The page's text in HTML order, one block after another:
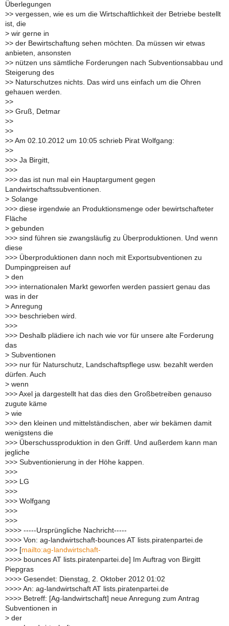
Überlegungen
>> vergessen, wie es um die Wirtschaftlichkeit der Betriebe bestellt
ist, die
> wir gerne in
>> der Bewirtschaftung sehen möchten. Da müssen wir etwas
anbieten, ansonsten
>> nützen uns sämtliche Forderungen nach Subventionsabbau und
Steigerung des
>> Naturschutzes nichts. Das wird uns einfach um die Ohren
gehauen werden.
>>
>> Gruß, Detmar
>>
>>
>> Am 02.10.2012 um 10:05 schrieb Pirat Wolfgang:
>>
>>> Ja Birgitt,
>>>
>>> das ist nun mal ein Hauptargument gegen
Landwirtschaftssubventionen.
> Solange
>>> diese irgendwie an Produktionsmenge oder bewirtschafteter
Fläche
> gebunden
>>> sind führen sie zwangsläufig zu Überproduktionen. Und wenn
diese
>>> Überproduktionen dann noch mit Exportsubventionen zu
Dumpingpreisen auf
> den
>>> internationalen Markt geworfen werden passiert genau das
was in der
> Anregung
>>> beschrieben wird.
>>>
>>> Deshalb plädiere ich nach wie vor für unsere alte Forderung
das
> Subventionen
>>> nur für Naturschutz, Landschaftspflege usw. bezahlt werden
dürfen. Auch
> wenn
>>> Axel ja dargestellt hat das dies den Großbetreiben genauso
zugute käme
> wie
>>> den kleinen und mittelständischen, aber wir bekämen damit
wenigstens die
>>> Überschussproduktion in den Griff. Und außerdem kann man
jegliche
>>> Subventionierung in der Höhe kappen.
>>>
>>> LG
>>>
>>> Wolfgang
>>>
>>>
>>>> -----Ursprüngliche Nachricht-----
>>>> Von: ag-landwirtschaft-bounces AT lists.piratenpartei.de
>>> [mailto:ag-landwirtschaft-
>>>> bounces AT lists.piratenpartei.de] Im Auftrag von Birgitt
Piepgras
>>>> Gesendet: Dienstag, 2. Oktober 2012 01:02
>>>> An: ag-landwirtschaft AT lists.piratenpartei.de
>>>> Betreff: [Ag-landwirtschaft] neue Anregung zum Antrag
Subventionen in
> der